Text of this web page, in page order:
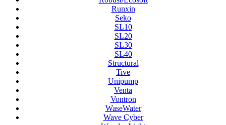
Runxin
Seko
SL10
SL20
SL30
SL40
Structural
Tive
Unipump
Venta
Vontron
WaseWater
Wave Cyber